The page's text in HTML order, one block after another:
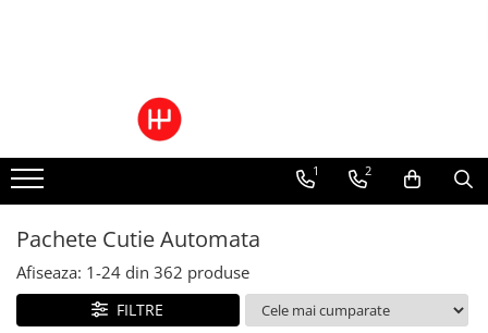
Ulei cutie automata
Filtre cutii automate
1 2
Pachete Cutie Automata
Afiseaza: 1-24 din 362 produse
FILTRE